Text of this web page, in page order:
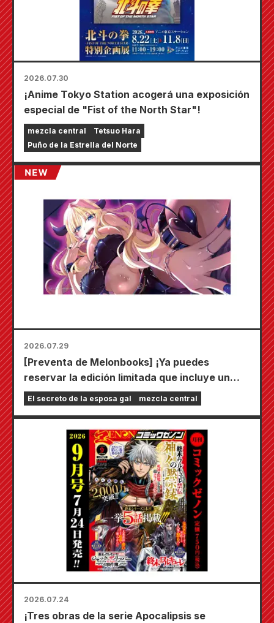
2026.07.30
¡Anime Tokyo Station acogerá una exposición
especial de "Fist of the North Star"!
mezcla central
Tetsuo Hara
Puño de la Estrella del Norte
2026.07.29
[Preventa de Melonbooks] ¡Ya puedes
reservar la edición limitada que incluye un
tapete de juego especial con una ilustración
deslumbrante de Fuyuki Tojo dibujada por
novia" saldrá a la venta el 20 de octubre!
El secreto de la esposa gal mezcla central
2026.07.24
¡Tres obras de la serie Apocalipsis se